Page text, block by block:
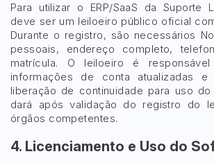
Para utilizar o ERP/SaaS da Suporte
deve ser um leiloeiro público oficial
Durante o registro, são necessários
pessoais, endereço completo,
matrícula. O leiloeiro é
informações de conta atualizadas e
liberação de continuidade para uso do
dará após validação do registro do
órgãos competentes.
4. Licenciamento e Uso do